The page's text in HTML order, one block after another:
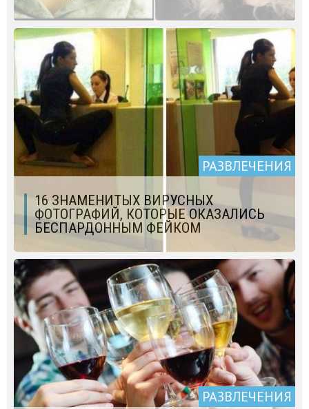
РАЗВЛЕЧЕНИЯ
16 ЗНАМЕНИТЫХ ВИРУСНЫХ
ФОТОГРАФИЙ, КОТОРЫЕ ОКАЗАЛИСЬ
БЕСПАРДОННЫМ ФЕЙКОМ
РАЗВЛЕЧЕНИЯ